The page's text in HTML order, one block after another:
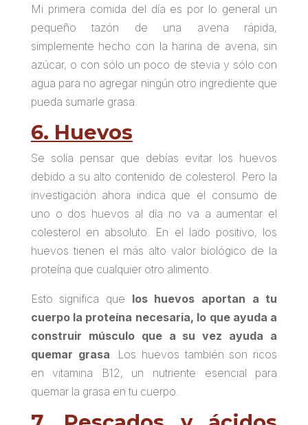
Mi primera comida del día es por lo general un
pequeño tazón de una avena rápida,
simplemente hecho con la harina de avena, sin
azúcar, o con sólo un poco de stevia y sólo con
agua para no agregar ningún otro ingrediente que
pueda sumarle grasa.
6. Huevos
Se solía pensar que debías evitar los huevos
debido a su alto contenido de colesterol. Pero la
investigación ahora indica que el consumo de
uno o dos huevos al día no va a aumentar el
colesterol en absoluto. En el lado positivo, los
huevos tienen el más alto valor biológico de la
proteína que cualquier otro alimento.
Esto significa que los huevos aportan a tu
cuerpo la proteína necesaria, lo que ayuda a
construir músculo que a su vez ayuda a
quemar grasa. Los huevos también son ricos
en vitamina B12, un nutriente esencial para
quemar la grasa en tu cuerpo.